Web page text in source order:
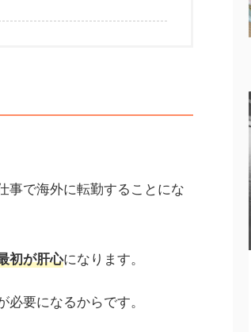
事で海外に転勤することにな
初が肝心になります。
要になるからです。